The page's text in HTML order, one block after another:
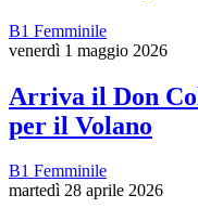
B1 Femminile
venerdì 1 maggio 2026
Arriva il Don
per il Volano
B1 Femminile
martedì 28 aprile 2026